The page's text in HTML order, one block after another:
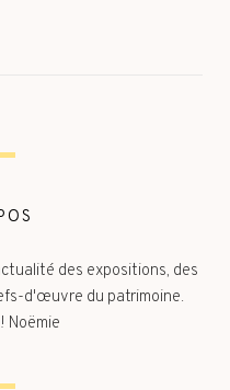
des expositions, des
d'œuvre du patrimoine.
Noëmie